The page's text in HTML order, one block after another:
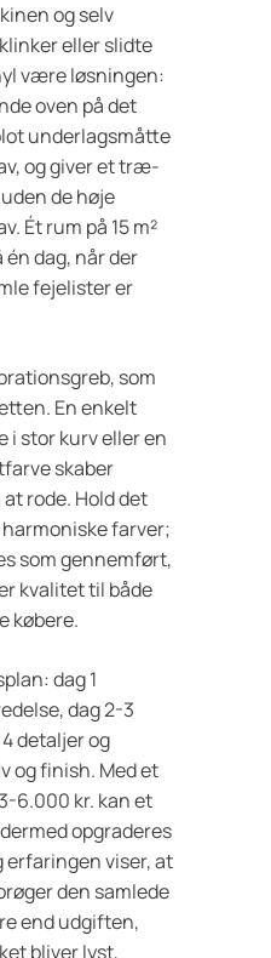
og selv
eller slidte
være løsningen:
oven på det
underlagsmåtte
og giver et træ-
de høje
Ét rum på 15 m²
dag, når der
fejelister er
som
En enkelt
i stor kurv eller en
skaber
rode. Hold det
farver;
som gennemført,
kvalitet til både
købere.
dag 1
dag 2-3
detaljer og
og finish. Med et
6.000 kr. kan et
opgraderes
erfaringen viser, at
den samlede
end udgiften,
bliver lyst,